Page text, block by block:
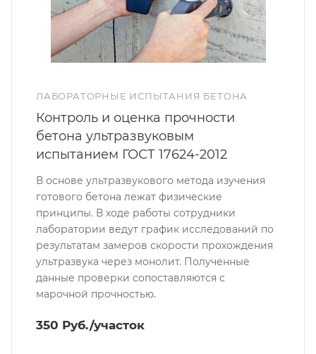
ЛАБОРАТОРНЫЕ ИСПЫТАНИЯ БЕТОНА
Контроль и оценка прочности
бетона ультразвуковым
испытанием ГОСТ 17624-2012
В основе ультразвукового метода изучения
готового бетона лежат физические
принципы. В ходе работы сотрудники
лаборатории ведут график исследований по
результатам замеров скорости прохождения
ультразвука через монолит. Полученные
данные проверки сопоставляются с
марочной прочностью.
350 Руб./участок